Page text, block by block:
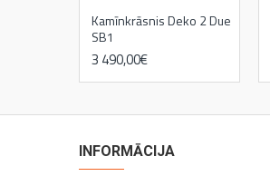
Kamīnkrāsnis Deko 2 Due
SB1
3 490,00€
INFORMĀCIJA